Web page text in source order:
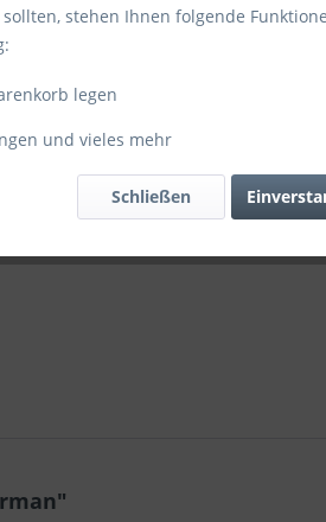
stehen Ihnen folgende
legen
und vieles mehr
Schließen